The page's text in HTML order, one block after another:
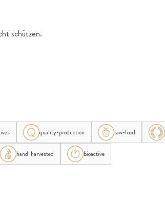
schützen.
quality-production raw-food
hand-harvested bioactive